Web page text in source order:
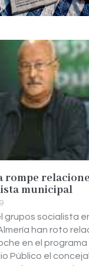
rompe
municipal
grupos socialista
han roto
en el programa
Público el